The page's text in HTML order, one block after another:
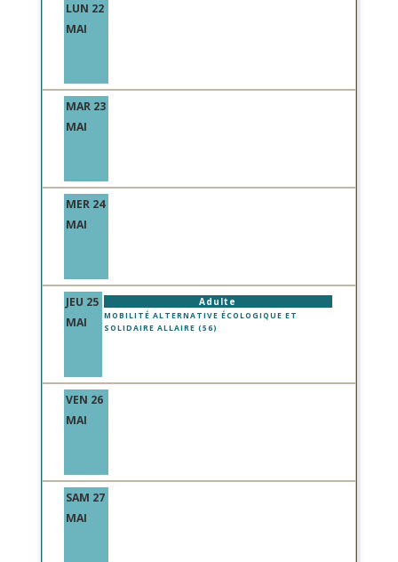
LUN 22
MAI
MAR 23
MAI
MER 24
MAI
JEU 25
MAI
Adulte
MOBILITÉ ALTERNATIVE ÉCOLOGIQUE ET
SOLIDAIRE ALLAIRE (56)
VEN 26
MAI
SAM 27
MAI